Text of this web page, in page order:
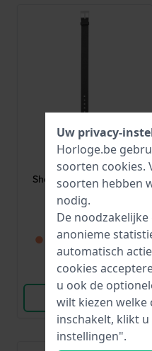
Swarovski
5096236
Shourouk 14 mm Zwarte
leren band
€ 31,-
● Binnenkort weer op
voorraad
Vergelijk
Bekijk Product
Uw privacy-
Horloge.be
soorten cookies.
soorten hebben
nodig.
De noodzakelijke
anonieme
automatisch
cookies
u ook de
wilt kiezen welke
inschakelt, klikt
instellingen".